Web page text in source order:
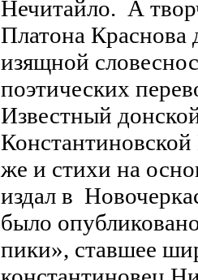
Нечитайло. А
Платона
изящной
поэтических
Известный
же и стихи на
издал в
было
пики», ставшее